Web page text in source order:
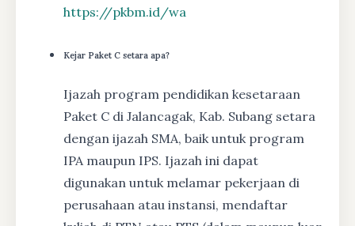
https://pkbm.id/wa
Kejar Paket C setara apa?
Ijazah program pendidikan kesetaraan
Paket C di Jalancagak, Kab. Subang setara
dengan ijazah SMA, baik untuk program
IPA maupun IPS. Ijazah ini dapat
digunakan untuk melamar pekerjaan di
perusahaan atau instansi, mendaftar